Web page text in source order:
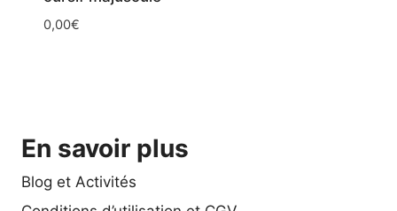
0,00€
En savoir plus
Blog et Activités